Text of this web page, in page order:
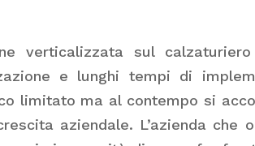
verticalizzata sul
e lunghi tempi di
limitato ma al contempo si
aziendale. L’azienda che